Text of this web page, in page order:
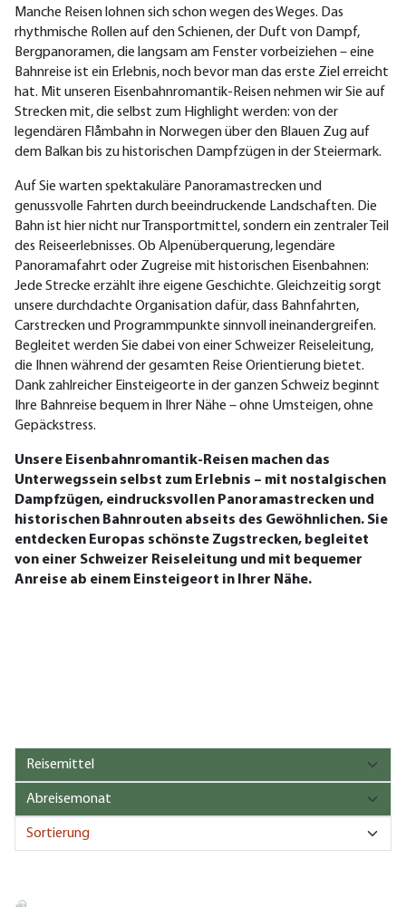
Manche Reisen lohnen sich schon wegen des Weges. Das
rhythmische Rollen auf den Schienen, der Duft von Dampf,
Bergpanoramen, die langsam am Fenster vorbeiziehen – eine
Bahnreise ist ein Erlebnis, noch bevor man das erste Ziel erreicht
hat. Mit unseren Eisenbahnromantik-Reisen nehmen wir Sie auf
Strecken mit, die selbst zum Highlight werden: von der
legendären Flåmbahn in Norwegen über den Blauen Zug auf
dem Balkan bis zu historischen Dampfzügen in der Steiermark.
Auf Sie warten spektakuläre Panoramastrecken und
genussvolle Fahrten durch beeindruckende Landschaften. Die
Bahn ist hier nicht nur Transportmittel, sondern ein zentraler Teil
des Reiseerlebnisses. Ob Alpenüberquerung, legendäre
Panoramafahrt oder Zugreise mit historischen Eisenbahnen:
Jede Strecke erzählt ihre eigene Geschichte. Gleichzeitig sorgt
unsere durchdachte Organisation dafür, dass Bahnfahrten,
Carstrecken und Programmpunkte sinnvoll ineinandergreifen.
Begleitet werden Sie dabei von einer Schweizer Reiseleitung,
die Ihnen während der gesamten Reise Orientierung bietet.
Dank zahlreicher Einsteigeorte in der ganzen Schweiz beginnt
Ihre Bahnreise bequem in Ihrer Nähe – ohne Umsteigen, ohne
Gepäckstress.
Unsere Eisenbahnromantik-Reisen machen das
Unterwegssein selbst zum Erlebnis – mit nostalgischen
Dampfzügen, eindrucksvollen Panoramastrecken und
historischen Bahnrouten abseits des Gewöhnlichen. Sie
entdecken Europas schönste Zugstrecken, begleitet
von einer Schweizer Reiseleitung und mit bequemer
Anreise ab einem Einsteigeort in Ihrer Nähe.